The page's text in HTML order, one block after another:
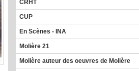
CRHT
CUP
En Scènes - INA
Molière 21
Molière auteur des oeuvres de Molière